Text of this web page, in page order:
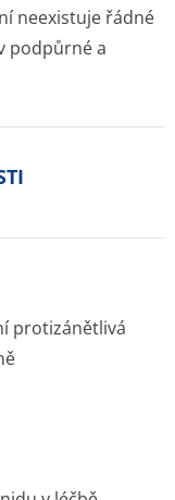
neexistuje řádné
podpůrné a
protizánětlivá